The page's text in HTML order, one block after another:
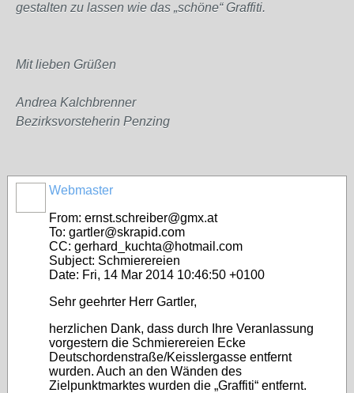
gestalten zu lassen wie das „schöne“ Graffiti.
Mit lieben Grüßen
Andrea Kalchbrenner
Bezirksvorsteherin Penzing
Webmaster
From: ernst.schreiber@gmx.at
To: gartler@skrapid.com
CC: gerhard_kuchta@hotmail.com
Subject: Schmierereien
Date: Fri, 14 Mar 2014 10:46:50 +0100
Sehr geehrter Herr Gartler,
herzlichen Dank, dass durch Ihre Veranlassung
vorgestern die Schmierereien Ecke
Deutschordenstraße/Keisslergasse entfernt
wurden. Auch an den Wänden des
Zielpunktmarktes wurden die „Graffiti“ entfernt.